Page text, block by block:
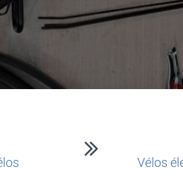
Vélos